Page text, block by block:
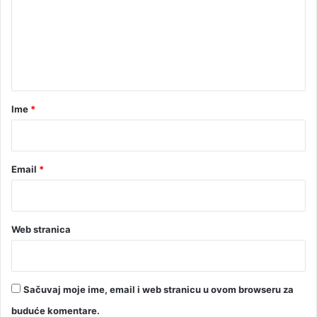
a
rIme *
Email *
Web stranica
Sačuvaj moje ime, email i web stranicu u ovom browseru za
buduće komentare.